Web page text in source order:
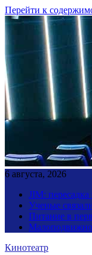
Перейти к
6 августа, 2026
JIM:
Ученые
Питание в
Кинотеатр